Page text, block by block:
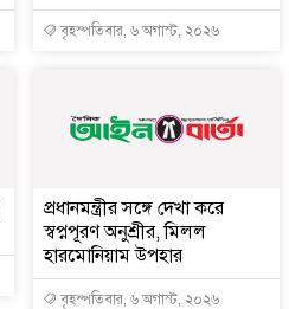
বৃহস্পতিবার, ৬ অগাস্ট, ২০২৬
প্রধানমন্ত্রীর সঙ্গে দেখা করে
স্বপ্নপূরণ অনুশ্রীর, মিলল
হারমোনিয়াম উপহার
বৃহস্পতিবার, ৬ অগাস্ট, ২০২৬